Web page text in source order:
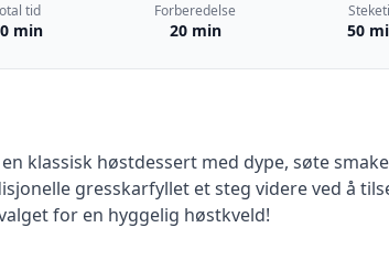
tid
min
Forberedelse
20 min 50
klassisk høstdessert med dype, søte
gresskarfyllet et steg videre ved å
for en hyggelig høstkveld!